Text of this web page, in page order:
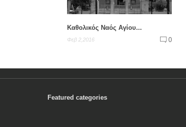
Καθολικός Ναός Αγίου...
Φεβ 2,2016 0
Featured categories